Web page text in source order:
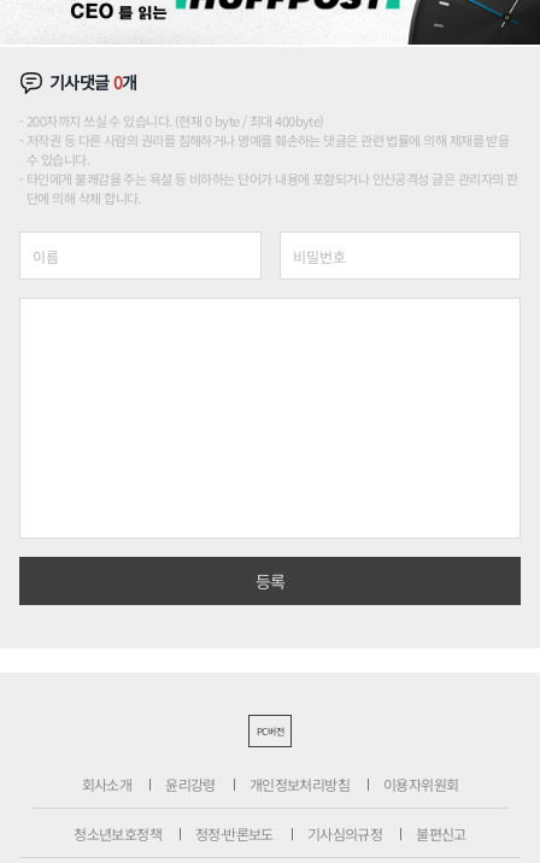
기사댓글0개
200자까지 쓰실 수 있습니다. (현재 0 byte / 최대 400byte)
저작권 등 다른 사람의 권리를 침해하거나 명예를 훼손하는 댓글은 관련 법률에 의해 제재를 받을
수 있습니다.
타인에게 불쾌감을 주는 욕설 등 비하하는 단어가 내용에 포함되거나 인신공격성 글은 관리자의 판
단에 의해 삭제 합니다.
PC버전
회사소개 윤리강령 개인정보처리방침 이용자위원회
청소년보호정책 정정·반론보도 기사심의규정 불편신고